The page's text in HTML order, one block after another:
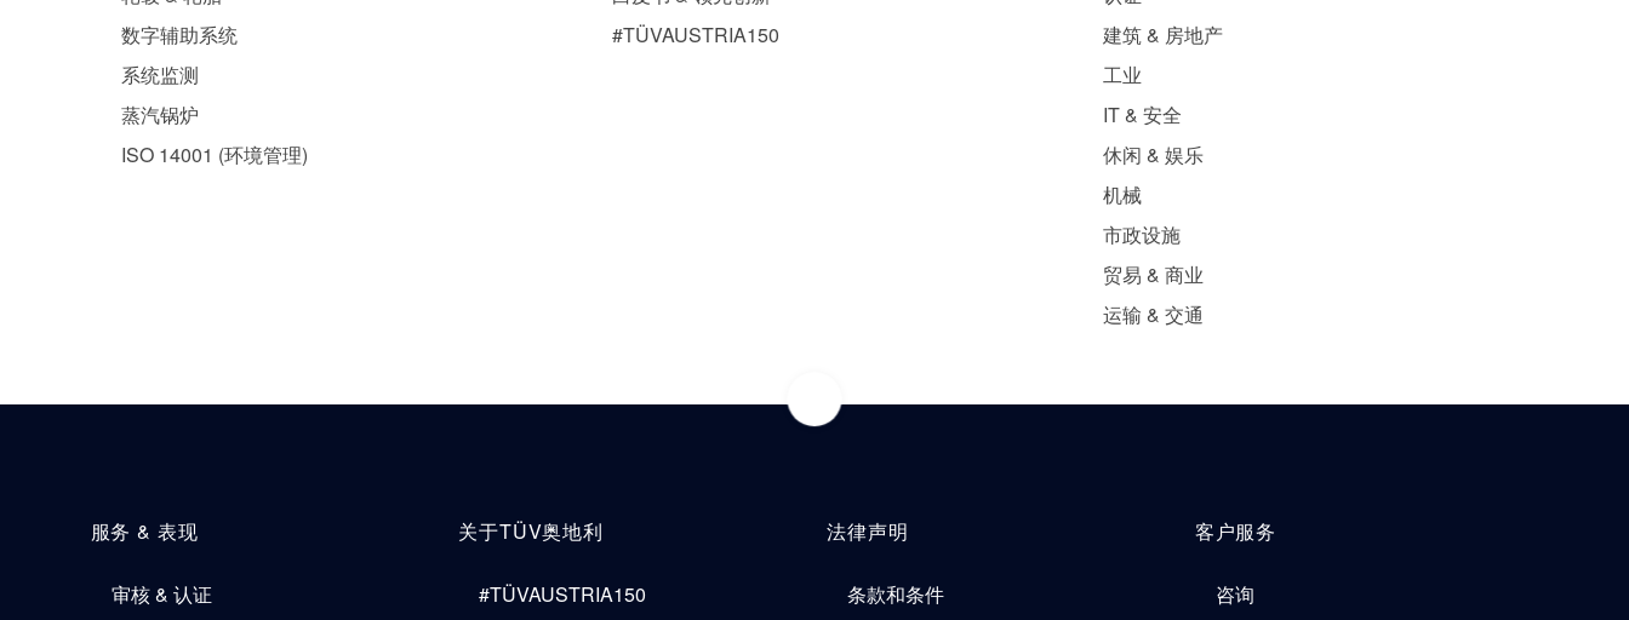
数字辅助系统
系统监测
蒸汽锅炉
ISO 14001 (环境管理)
#TÜVAUSTRIA150
建筑 & 房地产
工业
IT & 安全
休闲 & 娱乐
机械
市政设施
贸易 & 商业
运输 & 交通
服务 & 表现
审核 & 认证
关于TÜV奥地利
#TÜVAUSTRIA150
法律声明
条款和条件
客户服务
咨询